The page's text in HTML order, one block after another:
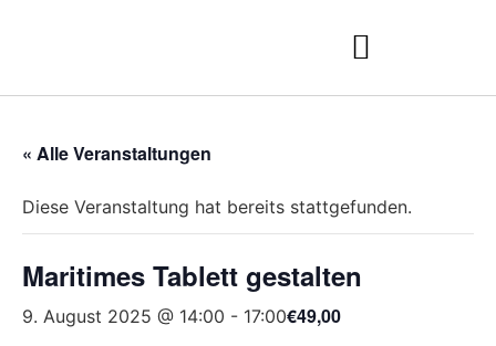
« Alle Veranstaltungen
Diese Veranstaltung hat bereits stattgefunden.
Maritimes Tablett gestalten
9. August 2025 @ 14:00 - 17:00€49,00